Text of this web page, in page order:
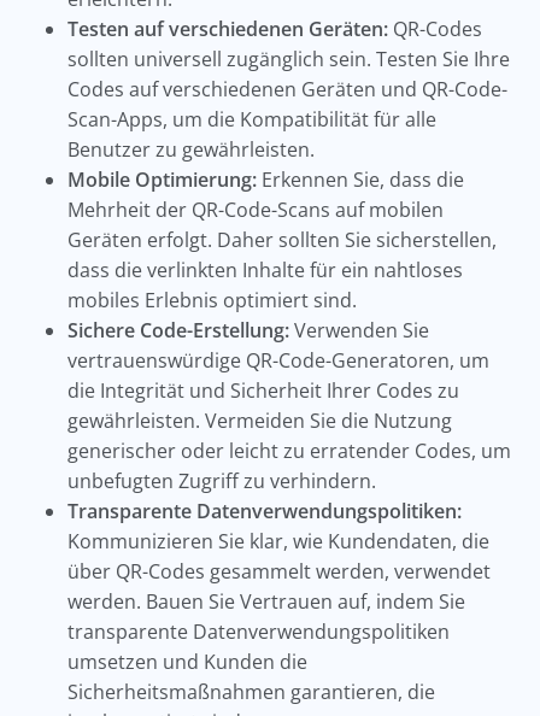
Testen auf verschiedenen Geräten: QR-Codes
sollten universell zugänglich sein. Testen Sie Ihre
Codes auf verschiedenen Geräten und QR-Code-
Scan-Apps, um die Kompatibilität für alle
Benutzer zu gewährleisten.
Mobile Optimierung: Erkennen Sie, dass die
Mehrheit der QR-Code-Scans auf mobilen
Geräten erfolgt. Daher sollten Sie sicherstellen,
dass die verlinkten Inhalte für ein nahtloses
mobiles Erlebnis optimiert sind.
Sichere Code-Erstellung:Verwenden Sie
vertrauenswürdige QR-Code-Generatoren, um
die Integrität und Sicherheit Ihrer Codes zu
gewährleisten. Vermeiden Sie die Nutzung
generischer oder leicht zu erratender Codes, um
unbefugten Zugriff zu verhindern.
Transparente Datenverwendungspolitiken:
Kommunizieren Sie klar, wie Kundendaten, die
über QR-Codes gesammelt werden, verwendet
werden. Bauen Sie Vertrauen auf, indem Sie
transparente Datenverwendungspolitiken
umsetzen und Kunden die
Sicherheitsmaßnahmen garantieren, die